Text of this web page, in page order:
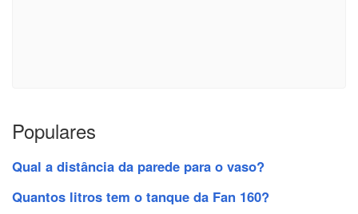
Populares
Qual a distância da parede para o vaso?
Quantos litros tem o tanque da Fan 160?